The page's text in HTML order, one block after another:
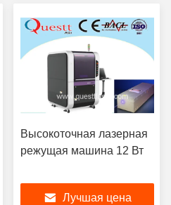
Высокоточная лазерная
режущая машина 12 Вт
Лучшая цена